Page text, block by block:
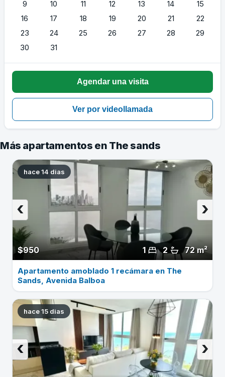
9 10 11 12 13 14
15
16
17 18 19 20 21
22
23
24 25 26 27 28
29
30
31
Más apartamentos en The sands
hace 14 dias
$950 72 m²
2
1
›
‹
Apartamento amoblado 1 recámara en The
Sands, Avenida Balboa
hace 15 dias
›
‹